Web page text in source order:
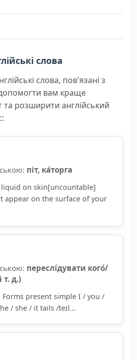
слова
слова, пов'язані з
вам краще
та розширити англійський
піт, ка́торга
on skin[uncountable]
appear on the surface of your
переслі́дувати кого́/
т. д.)
present simple I / you /
/ she / it tails /teɪl...